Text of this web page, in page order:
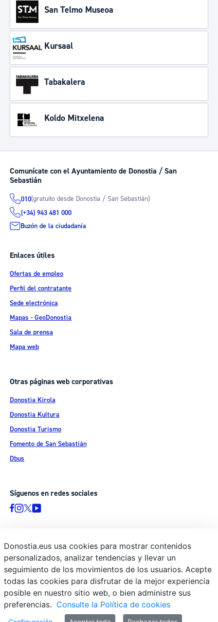
San Telmo Museoa
Kursaal
Tabakalera
Koldo Mitxelena
Comunícate con el Ayuntamiento de Donostia / San
Sebastián
010(gratuito desde Donostia / San Sebastián)
(+34) 943 481 000
Buzón de la ciudadanía
Enlaces útiles
Ofertas de empleo
Perfil del contratante
Sede electrónica
Mapas - GeoDonostia
Sala de prensa
Mapa web
Otras páginas web corporativas
Donostia Kirola
Donostia Kultura
Donostia Turismo
Fomento de San Sebastián
Dbus
Síguenos en redes sociales
© Donostiako Udala - Ayuntamiento de Donostia / San Sebastián
Ijentea 1, 20003 Donostia / San Sebastián
Aviso legal
Política de privacidad
Política de cookies
Declaración de accesibilidad
Donostia.eus usa cookies para mostrar contenidos
personalizados, analizar tendencias y llevar un
seguimiento de los movimientos de los usuarios. Acepte
todas las cookies para disfrutar de la mejor experiencia
posible en nuestro sitio web, o bien administre sus
preferencias. Consulte la Política de cookies